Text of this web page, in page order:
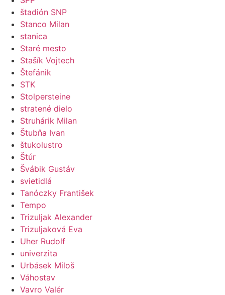
štadión SNP
Stanco Milan
stanica
Staré mesto
Stašík Vojtech
Štefánik
STK
Stolpersteine
stratené dielo
Struhárik Milan
Štubňa Ivan
štukolustro
Štúr
Švábik Gustáv
svietidlá
Tanóczky František
Tempo
Trizuljak Alexander
Trizuljaková Eva
Uher Rudolf
univerzita
Urbásek Miloš
Váhostav
Vavro Valér